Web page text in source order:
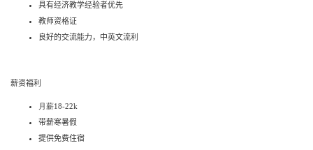
具有经济教学经验者优先
教师资格证
良好的交流能力，中英文流利
薪资福利
月薪18-22k
带薪寒暑假
提供免费住宿